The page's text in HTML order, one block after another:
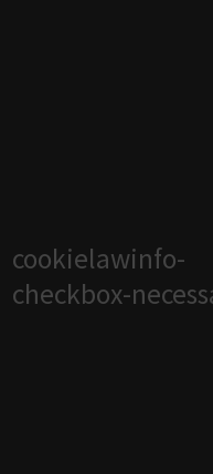
cookielawinfo-
checkbox-